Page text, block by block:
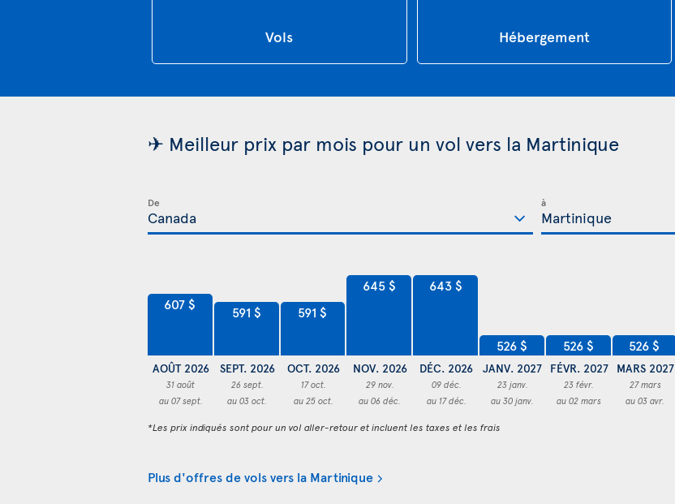
Vols Hébergement
✈ Meilleur prix par mois pour un vol vers la Martinique
De à
607 $
AOÛT 2026
31 août
au 07 sept.
591 $
SEPT. 2026
26 sept.
au 03 oct.
591 $
OCT. 2026
17 oct.
au 25 oct.
645 $
NOV. 2026
29 nov.
au 06 déc.
643 $
DÉC. 2026
09 déc.
au 17 déc.
526 $
JANV. 2027
23 janv.
au 30 janv.
526 $
FÉVR. 2027
23 févr.
au 02 mars
526 $
MARS 2027
27 mars
au 03 avr.
*Les prix indiqués sont pour un vol aller-retour et incluent les taxes et les frais
Plus d'offres de vols vers la Martinique